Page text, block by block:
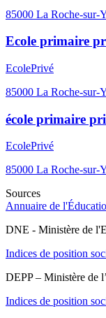
85000 La Roche-sur-
Ecole primaire
EcolePrivé
85000 La Roche-sur-
école primaire
EcolePrivé
85000 La Roche-sur-
Sources
Annuaire de
DNE - Ministère de
Indices de position
DEPP – Ministère de
Indices de position